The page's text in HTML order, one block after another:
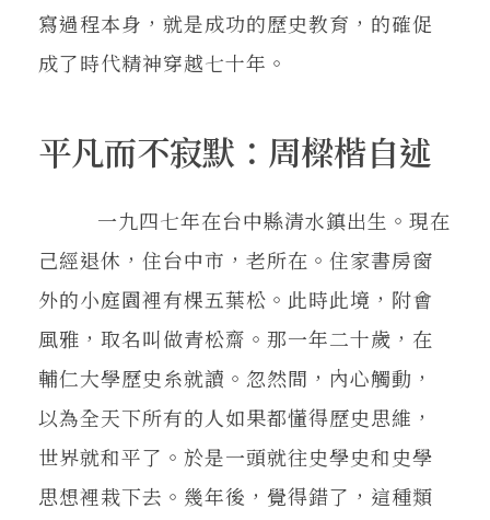
寫過程本身，就是成功的歷史教育，的確促
成了時代精神穿越七十年。
平凡而不寂默：周樑楷自述
一九四七年在台中縣清水鎮出生。現在
己經退休，住台中市，老所在。住家書房窗
外的小庭園裡有棵五葉松。此時此境，附會
風雅，取名叫做青松齋。那一年二十歲，在
輔仁大學歷史糸就讀。忽然間，內心觸動，
以為全天下所有的人如果都懂得歷史思維，
世界就和平了。於是一頭就往史學史和史學
思想裡栽下去。幾年後，覺得錯了，這種類